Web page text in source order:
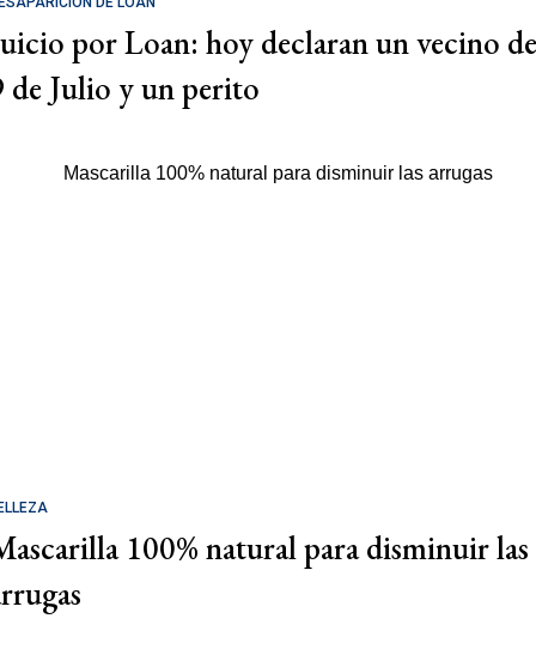
por Loan: hoy declaran un vecino de
de Julio y un perito
100% natural para disminuir las